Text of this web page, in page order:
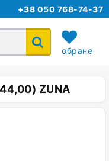
+38 050 768-74-37
обране
кошик
ZUNA